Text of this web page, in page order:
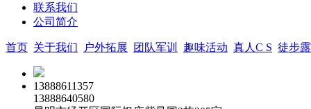
联系我们
公司简介
首页 关于我们 户外拓展 团队军训 趣味活动 真人C S 徒步
13888611357
13888640580